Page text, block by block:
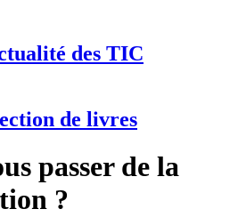
des TIC
de livres
passer de la
?